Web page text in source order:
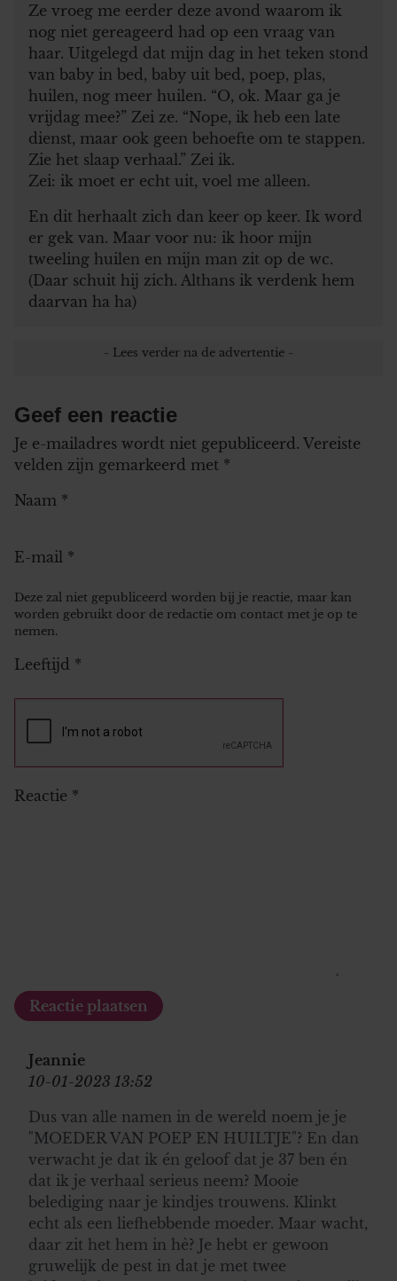
Ze vroeg me eerder deze avond waarom ik
nog niet gereageerd had op een vraag van
haar. Uitgelegd dat mijn dag in het teken stond
van baby in bed, baby uit bed, poep, plas,
huilen, nog meer huilen. “O, ok. Maar ga je
vrijdag mee?” Zei ze. “Nope, ik heb een late
dienst, maar ook geen behoefte om te stappen.
Zie het slaap verhaal.” Zei ik.
Zei: ik moet er echt uit, voel me alleen.
En dit herhaalt zich dan keer op keer. Ik word
er gek van. Maar voor nu: ik hoor mijn
tweeling huilen en mijn man zit op de wc.
(Daar schuit hij zich. Althans ik verdenk hem
daarvan ha ha)
Geef een reactie
Je e-mailadres wordt niet gepubliceerd. Vereiste
velden zijn gemarkeerd met *
Naam *
E-mail *
Deze zal niet gepubliceerd worden bij je reactie, maar kan
worden gebruikt door de redactie om contact met je op te
nemen.
Leeftijd *
Reactie *
Jeannie
10-01-2023 13:52
Dus van alle namen in de wereld noem je je
"MOEDER VAN POEP EN HUILTJE"? En dan
verwacht je dat ik én geloof dat je 37 ben én
dat ik je verhaal serieus neem? Mooie
belediging naar je kindjes trouwens. Klinkt
echt als een liefhebbende moeder. Maar wacht,
daar zit het hem in hè? Je hebt er gewoon
gruwelijk de pest in dat je met twee